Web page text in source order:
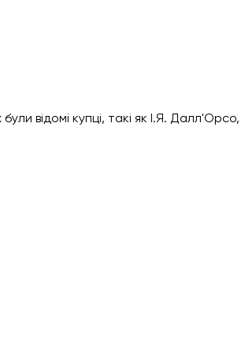
відомі купці, такі як І.Я. Далл'Орсо,